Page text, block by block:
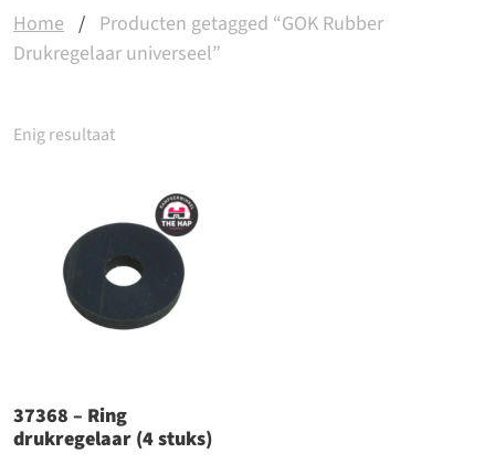
Home / Producten getagged “GOK Rubber
Drukregelaar universeel”
Enig resultaat
37368 – Ring
drukregelaar (4 stuks)